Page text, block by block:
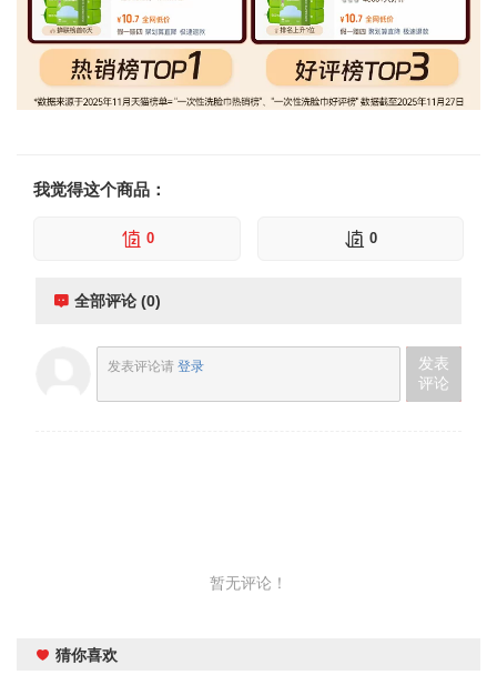
我觉得这个商品：
0 0
全部评论 (0)
发表评论请 登录
发表
评论
暂无评论！
猜你喜欢